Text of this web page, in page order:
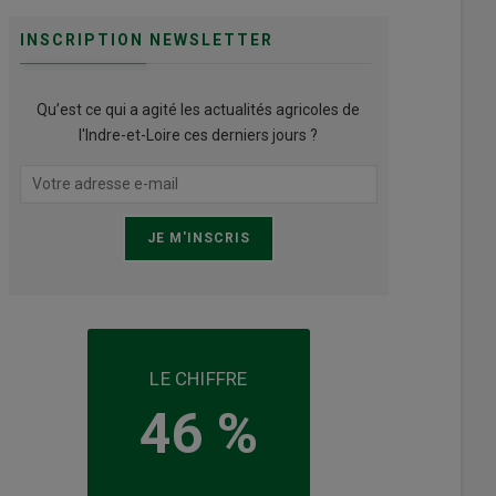
INSCRIPTION NEWSLETTER
Qu’est ce qui a agité les actualités agricoles de
l'Indre-et-Loire ces derniers jours ?
LE CHIFFRE
46 %